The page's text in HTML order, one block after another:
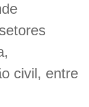
civil, entre